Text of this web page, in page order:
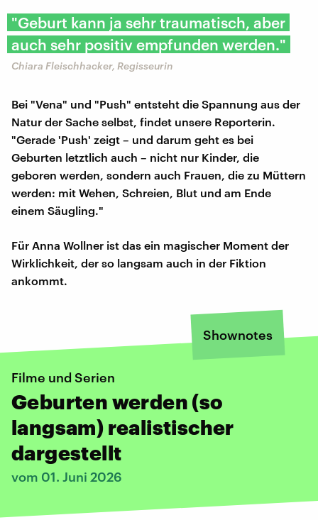
"Geburt kann ja sehr traumatisch, aber
auch sehr positiv empfunden werden."
Chiara Fleischhacker, Regisseurin
Bei "Vena" und "Push" entsteht die Spannung aus der
Natur der Sache selbst, findet unsere Reporterin.
"Gerade 'Push' zeigt – und darum geht es bei
Geburten letztlich auch – nicht nur Kinder, die
geboren werden, sondern auch Frauen, die zu Müttern
werden: mit Wehen, Schreien, Blut und am Ende
einem Säugling."
Für Anna Wollner ist das ein magischer Moment der
Wirklichkeit, der so langsam auch in der Fiktion
ankommt.
Shownotes
Filme und Serien
Geburten werden (so
langsam) realistischer
dargestellt
vom 01. Juni 2026